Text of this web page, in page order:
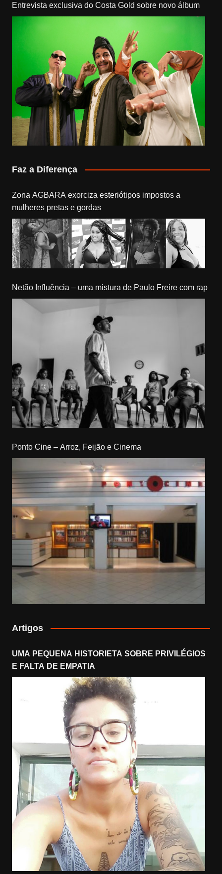
Entrevista exclusiva do Costa Gold sobre novo álbum
Faz a Diferença
Zona AGBARA exorciza esteriótipos impostos a
mulheres pretas e gordas
Netão Influência – uma mistura de Paulo Freire com rap
Ponto Cine – Arroz, Feijão e Cinema
Artigos
UMA PEQUENA HISTORIETA SOBRE PRIVILÉGIOS
E FALTA DE EMPATIA